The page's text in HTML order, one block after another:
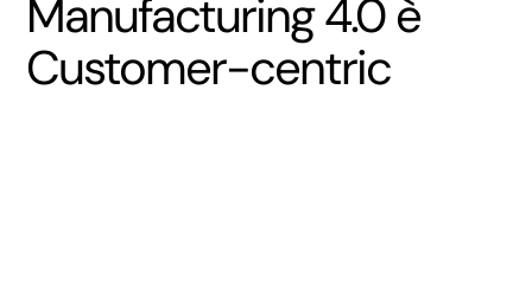
Manufacturing 4.0 è
Customer-centric